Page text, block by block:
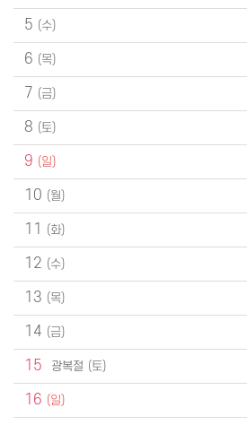
5
6
7
8
9
10
11
12
13
14
15 광복절
16